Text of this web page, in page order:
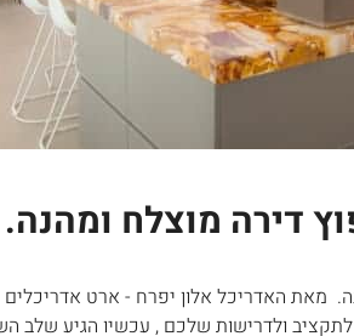
דירה מוצלח ומהנה.
מאת האדריכל אלון יפרח - ארט
ולדרישות שלכם , עכשיו הגיע שלב